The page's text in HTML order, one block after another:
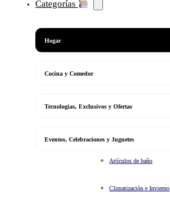
Categorías
Hogar
Cocina y Comedor
Tecnologias, Exclusivos y Ofertas
Eventos, Celebraciones y Juguetes
Artículos de baño
Climatización e Invierno